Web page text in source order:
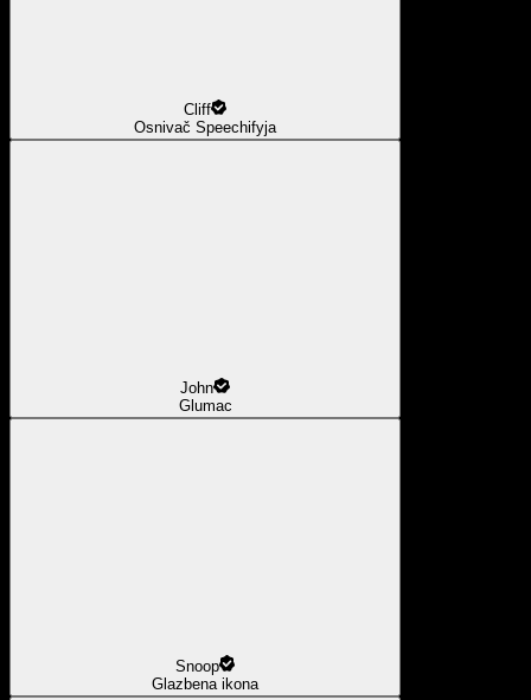
Cliff
Osnivač Speechifyja
John
Glumac
Snoop
Glazbena ikona